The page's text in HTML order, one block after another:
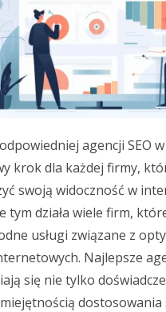
agencji SEO
krok dla każdej firmy,
swoją widoczność w
tym działa wiele firm,
usługi związane z
Najlepsze
się nie tylko